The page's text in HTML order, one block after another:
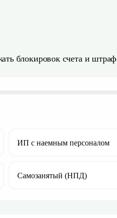
блокировок счета и
ИП с наемным персоналом
Самозанятый (НПД)